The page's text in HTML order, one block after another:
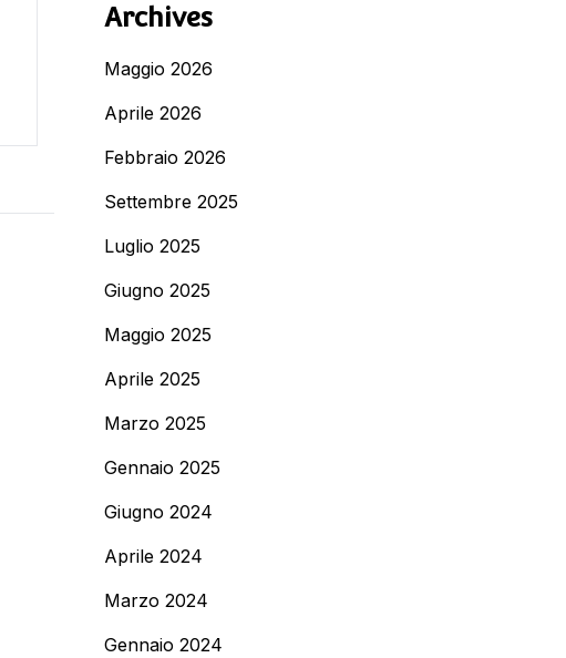
Archives
Maggio 2026
Aprile 2026
Febbraio 2026
Settembre 2025
Luglio 2025
Giugno 2025
Maggio 2025
Aprile 2025
Marzo 2025
Gennaio 2025
Giugno 2024
Aprile 2024
Marzo 2024
Gennaio 2024